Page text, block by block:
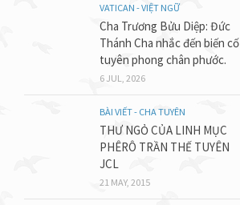
VATICAN - VIỆT NGỮ
Cha Trương Bửu Diệp: Đức
Thánh Cha nhắc đến biến cố
tuyên phong chân phước.
6 JUL, 2026
BÀI VIẾT - CHA TUYÊN
THƯ NGỎ CỦA LINH MỤC
PHÊRÔ TRẦN THẾ TUYÊN
JCL
21 MAY, 2015